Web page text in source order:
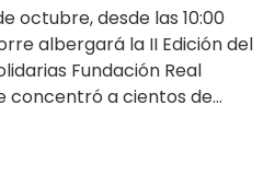
octubre, desde las 10:00
albergará la II Edición del
Fundación Real
concentró a cientos de...